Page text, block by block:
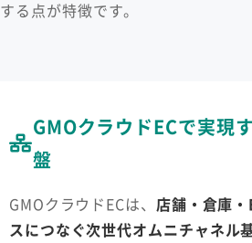
する点が特徴です。
GMOクラウドECで実現
盤
GMOクラウドECは、 店舗・倉庫
スにつなぐ次世代オムニチャネル